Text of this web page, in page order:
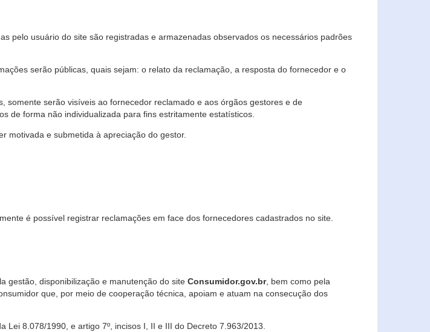
pelo usuário do site são registradas e armazenadas observados os necessários padrões
serão públicas, quais sejam: o relato da reclamação, a resposta do fornecedor e o
somente serão visíveis ao fornecedor reclamado e aos órgãos gestores e de
de forma não individualizada para fins estritamente estatísticos.
motivada e submetida à apreciação do gestor.
é possível registrar reclamações em face dos fornecedores cadastrados no site.
gestão, disponibilização e manutenção do site Consumidor.gov.br, bem como pela
que, por meio de cooperação técnica, apoiam e atuam na consecução dos
8.078/1990, e artigo 7º, incisos I, II e III do Decreto 7.963/2013.